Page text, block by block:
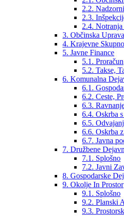
2.2.
2.3.
2.4.
3. Občinska Uprava
4. Krajevne
5. Javne Finance
5.1. Proračun
5.2. Takse,
6. Komunalna
6.1.
6.2. Ceste,
6.3.
6.4. Oskrba
6.5.
6.6. Oskrba
6.7. Javna
7. Družbene
7.1. Splošno
7.2. Javni
8. Gospodarske
9. Okolje In Prostor
9.1. Splošno
9.2. Planski
9.3.